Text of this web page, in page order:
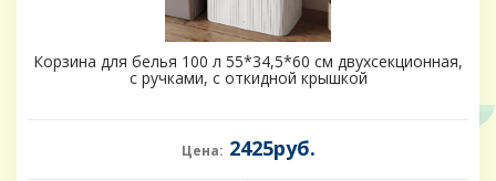
Корзина для белья 100 л 55*34,5*60 см двухсекционная,
с ручками, с откидной крышкой
Цена: 2425руб.